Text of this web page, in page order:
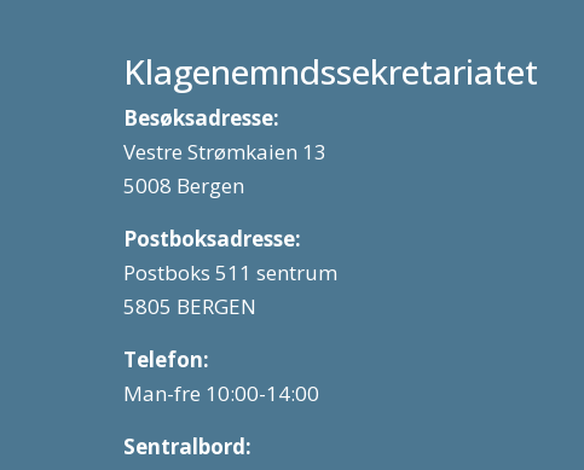
Klagenemndssekretariatet
Besøksadresse:
Vestre Strømkaien 13
5008 Bergen
Postboksadresse:
Postboks 511 sentrum
5805 BERGEN
Telefon:
Man-fre 10:00-14:00
Sentralbord: